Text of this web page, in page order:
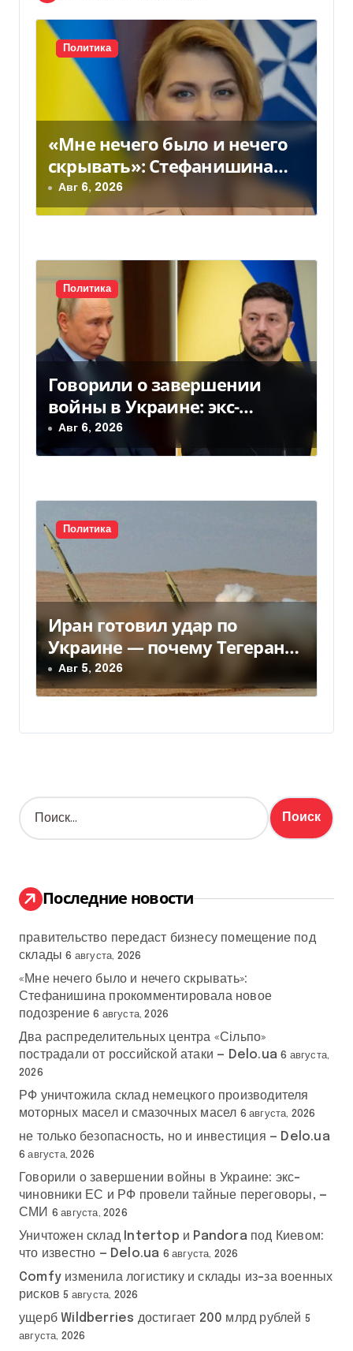
ц
и
о
з
а
и
с
я
м
Политика
«Мне нечего было и нечего
скрывать»: Стефанишина
прокомментировала новое
подозрение
Авг 6, 2026
Политика
Говорили о завершении
войны в Украине: экс-
чиновники ЕС и РФ провели
тайные переговоры, — СМИ
Авг 6, 2026
Политика
Иран готовил удар по
Украине — почему Тегеран
передумал
Авг 5, 2026
Н
а
:
Последние новости
правительство передаст бизнесу помещение под
склады 6 августа, 2026
«Мне нечего было и нечего скрывать»:
Стефанишина прокомментировала новое
подозрение 6 августа, 2026
Два распределительных центра «Сільпо»
пострадали от российской атаки — Delo.ua 6 августа,
2026
РФ уничтожила склад немецкого производителя
моторных масел и смазочных масел 6 августа, 2026
не только безопасность, но и инвестиция — Delo.ua
6 августа, 2026
Говорили о завершении войны в Украине: экс-
чиновники ЕС и РФ провели тайные переговоры, —
СМИ
6 августа, 2026
Уничтожен склад Intertop и Pandora под Киевом:
что известно — Delo.ua 6 августа, 2026
Comfy изменила логистику и склады из-за военных
рисков 5 августа, 2026
ущерб Wildberries достигает 200 млрд рублей 5
августа, 2026